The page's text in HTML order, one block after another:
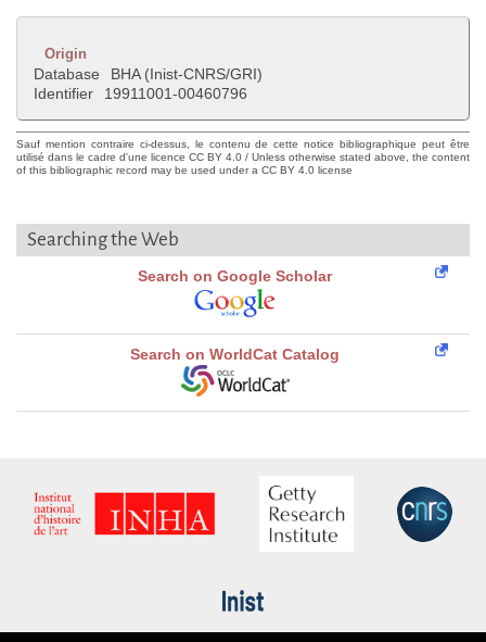
Origin
Database
BHA (Inist-CNRS/GRI)
Identifier
19911001-00460796
Sauf mention contraire ci-dessus, le contenu de cette notice bibliographique peut être
utilisé dans le cadre d'une licence CC BY 4.0 / Unless otherwise stated above, the content
of this bibliographic record may be used under a CC BY 4.0 license
Searching the Web
Search on Google Scholar
Search on WorldCat Catalog